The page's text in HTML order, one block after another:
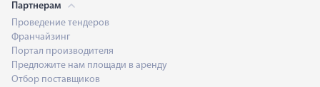
Партнерам
Проведение тендеров
Франчайзинг
Портал производителя
Предложите нам площади в аренду
Отбор поставщиков